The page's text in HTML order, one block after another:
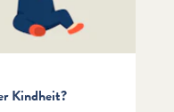
Kindheit?